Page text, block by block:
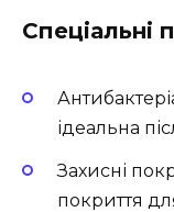
Спеціальні
ідеальна
Захисні
покриття